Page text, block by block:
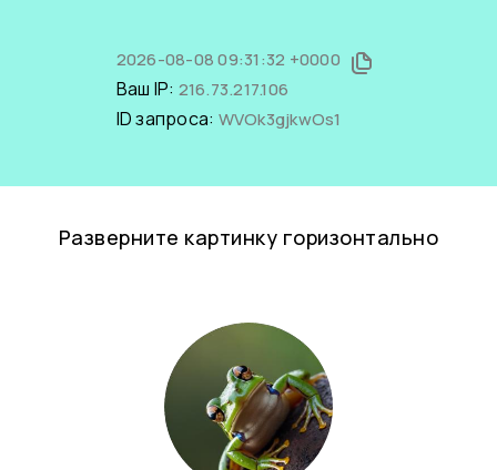
2026-08-08 09:31:32 +0000
Ваш IP: 216.73.217.106
ID запроса: WVOk3gjkwOs1
Разверните картинку горизонтально